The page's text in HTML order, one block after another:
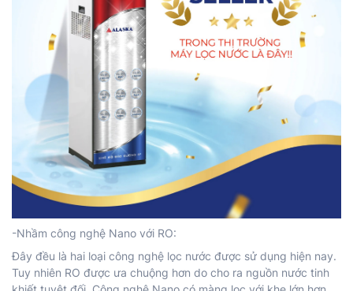
-Nhầm công nghệ Nano với RO:
Đây đều là hai loại công nghệ lọc nước được sử dụng hiện nay.
Tuy nhiên RO được ưa chuộng hơn do cho ra nguồn nước tinh